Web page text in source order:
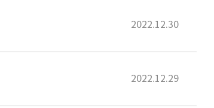
2022.12.30
2022.12.29